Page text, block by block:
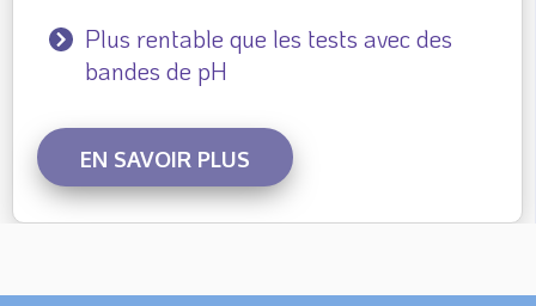
Plus rentable que les tests avec des
bandes de pH
EN SAVOIR PLUS